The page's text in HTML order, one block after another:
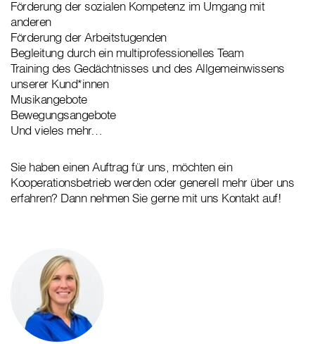
Förderung der sozialen Kompetenz im Umgang mit
anderen
Förderung der Arbeitstugenden
Begleitung durch ein multiprofessionelles Team
Training des Gedächtnisses und des Allgemeinwissens
unserer Kund*innen
Musikangebote
Bewegungsangebote
Und vieles mehr…
Sie haben einen Auftrag für uns, möchten ein
Kooperationsbetrieb werden oder generell mehr über uns
erfahren? Dann nehmen Sie gerne mit uns Kontakt auf!